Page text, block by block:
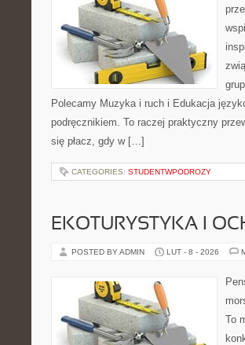
Polecamy Muzyka i ruch i Edukacja
podręcznikiem. To raczej praktyczny
się płacz, gdy w […]
CATEGORIES: STUDENTWPODROZY
EKOTURYSTYKA I
POSTED BY ADMIN LUT - 8 - 2026
To